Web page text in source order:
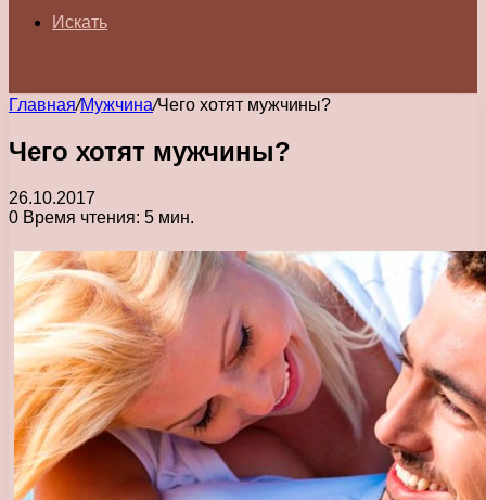
Искать
Главная/Мужчина/Чего хотят мужчины?
Чего хотят мужчины?
26.10.2017
0 Время чтения: 5 мин.